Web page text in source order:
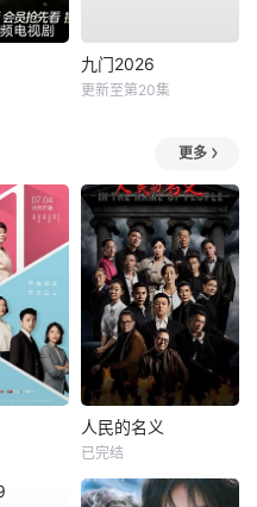
九门2026
更新至第20集
更多
人民的名义
已完结